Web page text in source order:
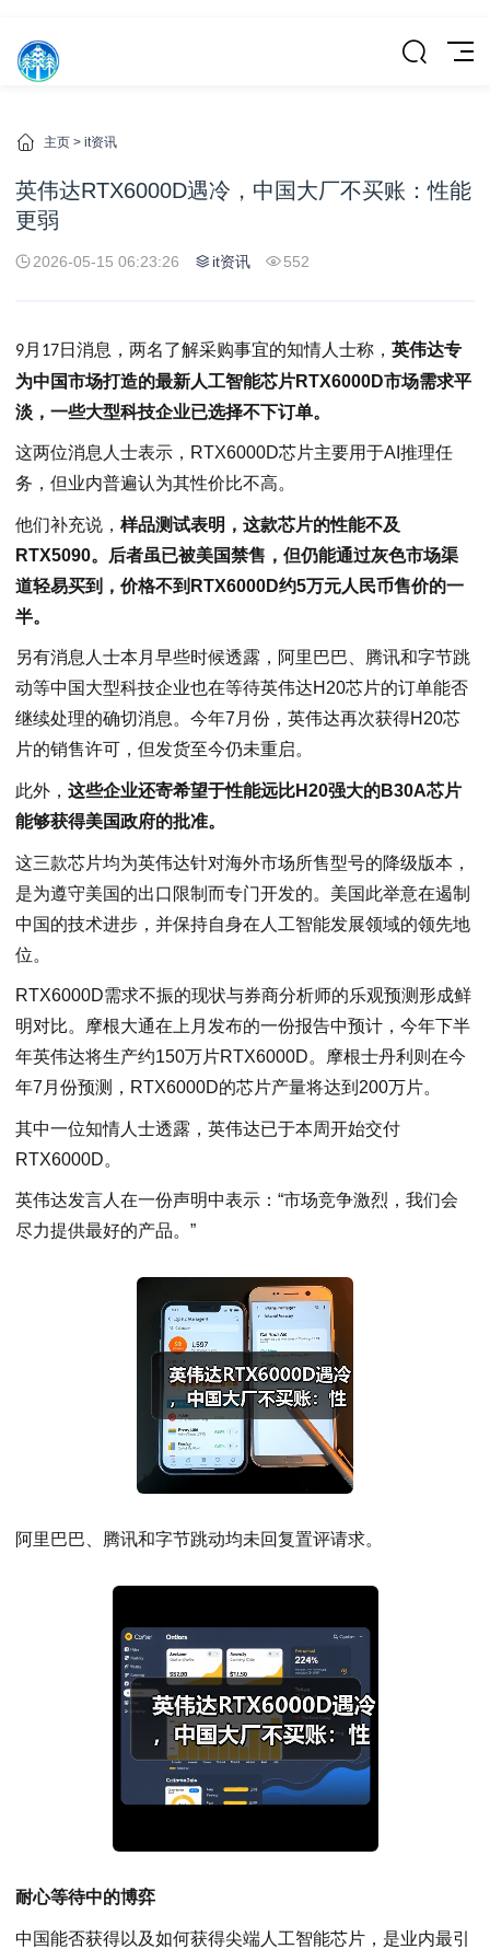
主页 > it资讯
英伟达RTX6000D遇冷，中国大厂不买账：性能
更弱
2026-05-15 06:23:26 it资讯 552
9月 17日消息， 两名了解采购事宜的知情人士称， 英伟达专
为中国市场打造的最新人工智能芯片RTX6000D市场需求平
淡，一些大型科技企业已选择不下订单。
这两位消息人士表示，RTX6000D芯片主要用于AI推理任
务，但业内普遍认为其性价比不高。
他们补充说， 样品测试表明，这款芯片的性能不及
RTX5090。后者虽已被美国禁售，但仍能通过灰色市场渠
道轻易买到，价格不到RTX6000D约5万元人民币售价的一
半。
另有消息人士本月早些时候透露，阿里巴巴、腾讯和字节跳
动等中国大型科技企业也在等待英伟达H20芯片的订单能否
继续处理的确切消息。今年7月份，英伟达再次获得H20芯
片的销售许可，但发货至今仍未重启。
此外， 这些企业还寄希望于性能远比H20强大的B30A芯片
能够获得美国政府的批准。
这三款芯片均为英伟达针对海外市场所售型号的降级版本，
是为遵守美国的出口限制而专门开发的。美国此举意在遏制
中国的技术进步，并保持自身在人工智能发展领域的领先地
位。
RTX6000D需求不振的现状与券商分析师的乐观预测形成鲜
明对比。摩根大通在上月发布的一份报告中预计，今年下半
年英伟达将生产约150万片RTX6000D。摩根士丹利则在今
年7月份预测，RTX6000D的芯片产量将达到200万片。
其中一位知情人士透露，英伟达已于本周开始交付
RTX6000D。
英伟达发言人在一份声明中表示：“市场竞争激烈，我们会
尽力提供最好的产品。”
阿里巴巴、腾讯和字节跳动均未回复置评请求。
耐心等待中的博弈
中国能否获得以及如何获得尖端人工智能芯片，是业内最引